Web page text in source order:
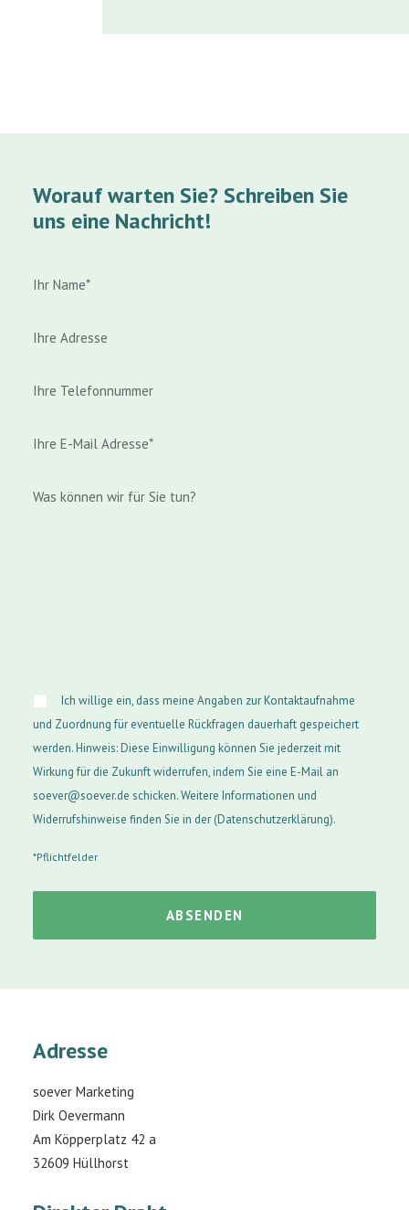
Worauf warten Sie? Schreiben Sie
uns eine Nachricht!
Ich willige ein, dass meine Angaben zur Kontaktaufnahme
und Zuordnung für eventuelle Rückfragen dauerhaft gespeichert
werden. Hinweis: Diese Einwilligung können Sie jederzeit mit
Wirkung für die Zukunft widerrufen, indem Sie eine E-Mail an
soever@soever.de schicken. Weitere Informationen und
Widerrufshinweise finden Sie in der (Datenschutzerklärung).
*Pflichtfelder
Adresse
soever Marketing
Dirk Oevermann
Am Köpperplatz 42 a
32609 Hüllhorst